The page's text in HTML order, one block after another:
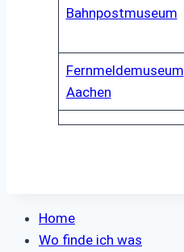
Bahnpostmuseum
Fernmeldemuseum
Aachen
Home
Wo finde ich was